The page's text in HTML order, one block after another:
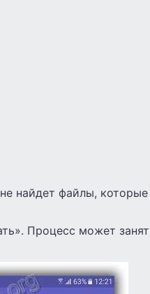
найдет файлы,
Процесс может